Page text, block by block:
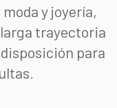
y joyería,
trayectoria
para